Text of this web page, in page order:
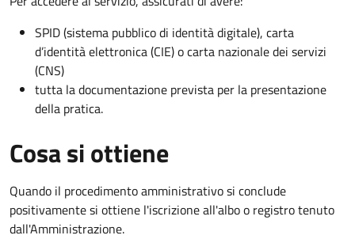
SPID (sistema pubblico di identità digitale), carta
d’identità elettronica (CIE) o carta nazionale dei servizi
(CNS)
tutta la documentazione prevista per la presentazione
della pratica.
Cosa si ottiene
Quando il procedimento amministrativo si conclude
positivamente si ottiene l'iscrizione all'albo o registro tenuto
dall'Amministrazione.